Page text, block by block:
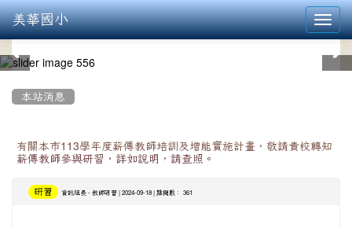
美華國小
本站消息
有關本市113學年度薪傳教師培訓及增能實施計畫，敬請貴校轉知
薪傳教師參與研習，詳如說明，請查照。
研習 資訊組長 - 教師研習 | 2024-09-18 | 點閱數： 361